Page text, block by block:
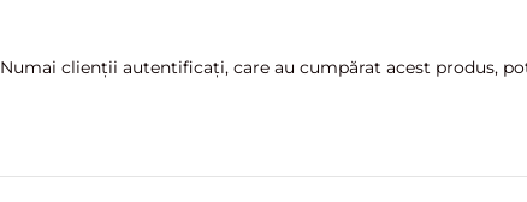
Numai clienții autentificați, care au cumpărat acest produs,